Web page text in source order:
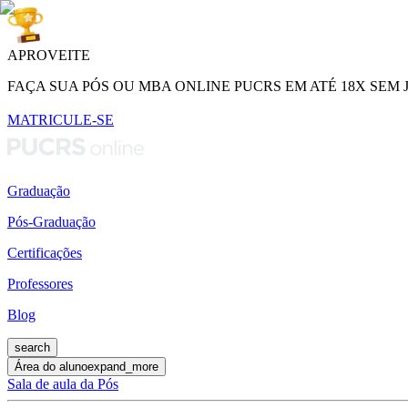
APROVEITE
FAÇA SUA PÓS OU MBA ONLINE PUCRS EM ATÉ 18X SEM
MATRICULE-SE
Graduação
Pós-Graduação
Certificações
Professores
Blog
search
Área do alunoexpand_more
Sala de aula da Pós